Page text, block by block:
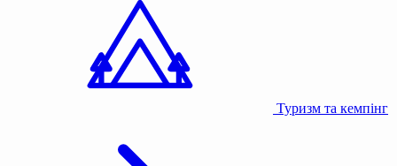
Туризм та кемпінг